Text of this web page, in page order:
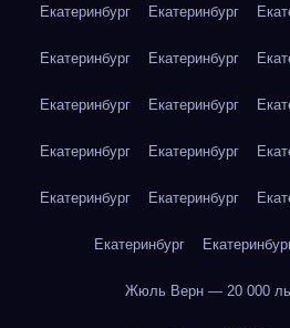
Екатеринбург Екатеринбург
Екатеринбург Екатеринбург
Екатеринбург Екатеринбург
Екатеринбург Екатеринбург
Екатеринбург Екатеринбург
Екатеринбург
Жюль Верн — 20 000